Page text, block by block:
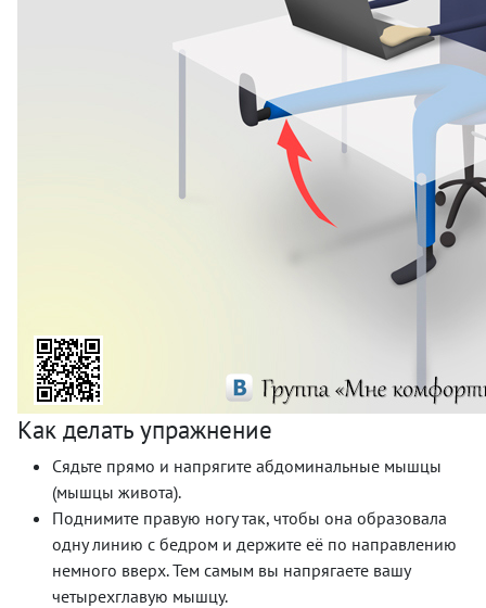
Как делать упражнение
Сядьте прямо и напрягите абдоминальные мышцы
(мышцы живота).
Поднимите правую ногу так, чтобы она образовала
одну линию с бедром и держите её по направлению
немного вверх. Тем самым вы напрягаете вашу
четырехглавую мышцу.